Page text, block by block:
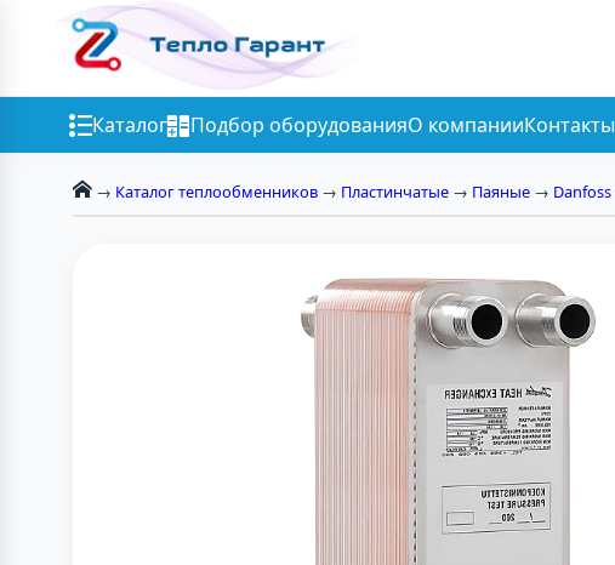
Каталог Подбор оборудованияО компанииКонтакты
→ Каталог теплообменников → Пластинчатые → Паяные → Danfoss